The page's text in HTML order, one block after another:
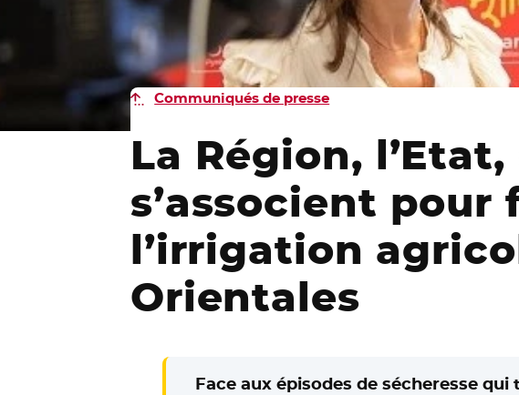
Communiqués de presse
La Région,
s’associent
l’irrigation
Orientales
Face aux épisodes de sécheresse